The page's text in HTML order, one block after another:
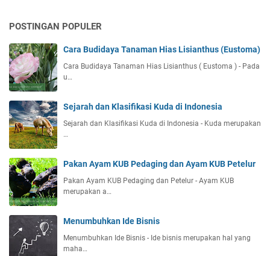
POSTINGAN POPULER
Cara Budidaya Tanaman Hias Lisianthus (Eustoma)
Cara Budidaya Tanaman Hias Lisianthus ( Eustoma ) - Pada
u…
Sejarah dan Klasifikasi Kuda di Indonesia
Sejarah dan Klasifikasi Kuda di Indonesia - Kuda merupakan
…
Pakan Ayam KUB Pedaging dan Ayam KUB Petelur
Pakan Ayam KUB Pedaging dan Petelur - Ayam KUB
merupakan a…
Menumbuhkan Ide Bisnis
Menumbuhkan Ide Bisnis - Ide bisnis merupakan hal yang
maha…